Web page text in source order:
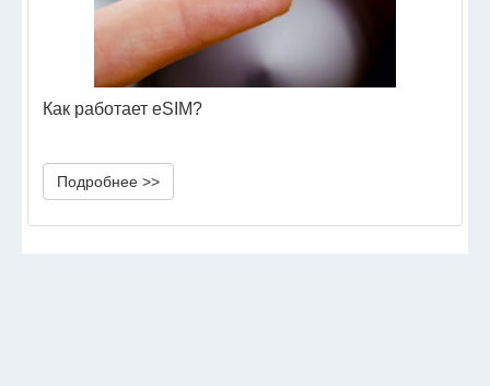
Как работает eSIM?
Подробнее >>